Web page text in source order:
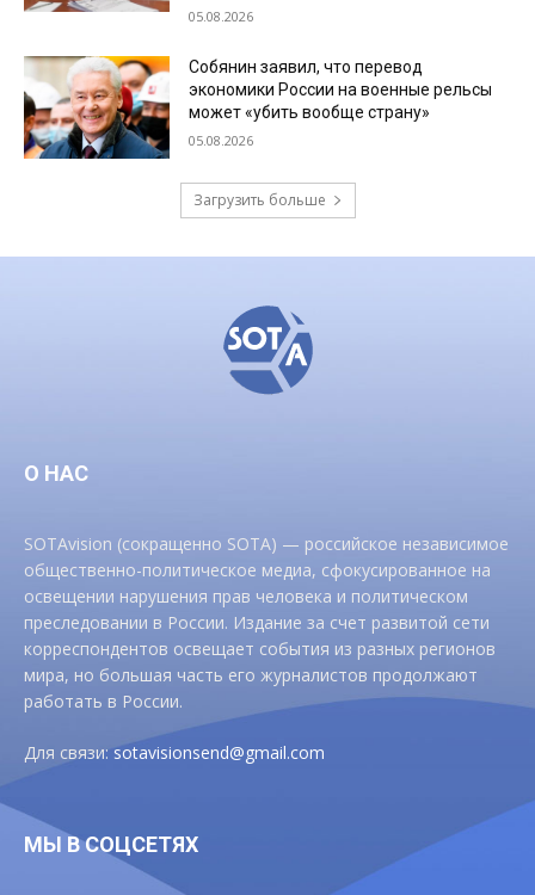
05.08.2026
Собянин заявил, что перевод
экономики России на военные рельсы
может «убить вообще страну»
05.08.2026
Загрузить больше
О НАС
SOTAvision (сокращенно SOTA) — российское независимое
общественно-политическое медиа, сфокусированное на
освещении нарушения прав человека и политическом
преследовании в России. Издание за счет развитой сети
корреспондентов освещает события из разных регионов
мира, но большая часть его журналистов продолжают
работать в России.
Для связи:sotavisionsend@gmail.com
МЫ В СОЦСЕТЯХ